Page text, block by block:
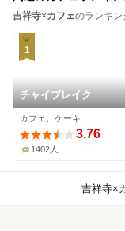
吉祥寺×カフェのランキン
1
チャイブレイク
カフェ、ケーキ
3.76
1402人
吉祥寺×